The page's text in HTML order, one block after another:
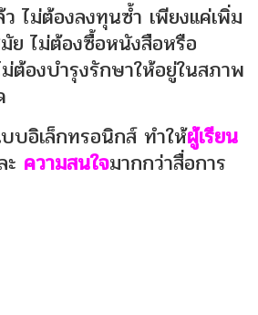
ว ไม่ต้องลงทุนซ้ำ เพียงแค่เพิ่ม
ย ไม่ต้องซื้อหนังสือหรือ
ต้องบำรุงรักษาให้อยู่ในสภาพ
บอิเล็กทรอนิกส์ ทำให้ผู้เรียน
ะ ความสนใจมากกว่าสื่อการ